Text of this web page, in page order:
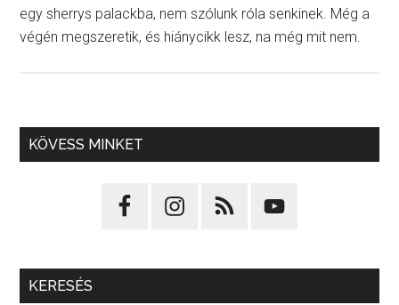
egy sherrys palackba, nem szólunk róla senkinek. Még a
végén megszeretik, és hiánycikk lesz, na még mit nem.
KÖVESS MINKET
KERESÉS